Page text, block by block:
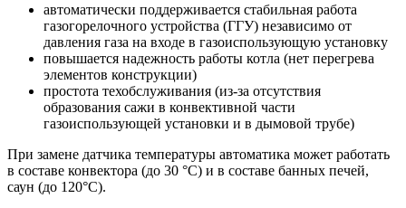
автоматически поддерживается стабильная работа
газогорелочного устройства (ГГУ) независимо от
давления газа на входе в газоиспользующую установку
повышается надежность работы котла (нет перегрева
элементов конструкции)
простота техобслуживания (из-за отсутствия
образования сажи в конвективной части
газоиспользующей установки и в дымовой трубе)
При замене датчика температуры автоматика может работать
в составе конвектора (до 30 °С) и в составе банных печей,
саун (до 120°С).